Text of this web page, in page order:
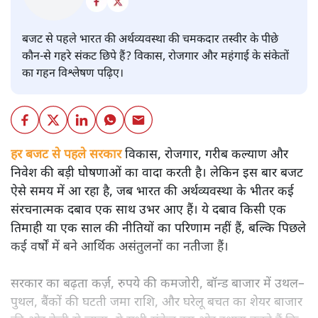
शीतल पी. सिंह
बजट से पहले भारत की अर्थव्यवस्था की चमकदार तस्वीर के पीछे
कौन-से गहरे संकट छिपे हैं? विकास, रोजगार और महंगाई के संकेतों
का गहन विश्लेषण पढ़िए।